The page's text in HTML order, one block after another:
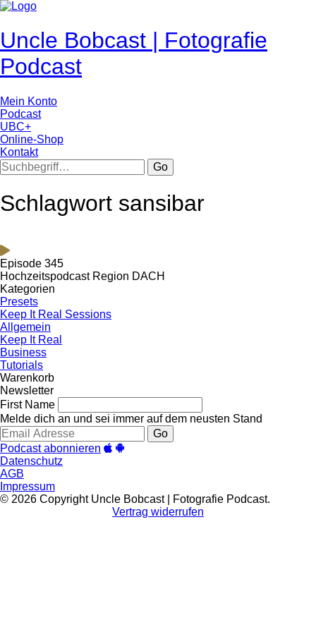
Uncle Bobcast | Fotografie
Podcast
Mein Konto
Podcast
UBC+
Online-Shop
Kontakt
Go
Schlagwort sansibar
Episode 345
Hochzeitspodcast Region DACH
Kategorien
Presets
Keep It Real Sessions
Allgemein
Keep It Real
Business
Tutorials
Warenkorb
Newsletter
First Name
Melde dich an und sei immer auf dem neusten Stand
Go
Podcast abonnieren
Datenschutz
AGB
Impressum
© 2026 Copyright Uncle Bobcast | Fotografie Podcast.
Vertrag widerrufen